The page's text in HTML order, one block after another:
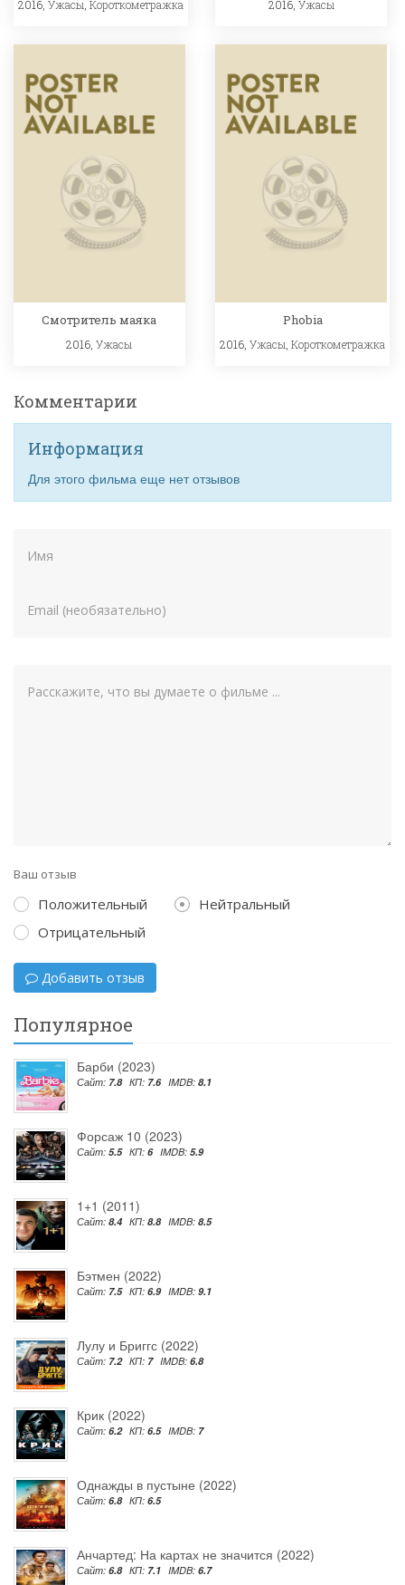
2016, Ужасы Короткометражка 2016, Ужасы
Смотритель маяка
2016,Ужасы
Phobia
2016,Ужасы ,Короткометражка
Комментарии
Информация
Для этого фильма еще нет отзывов
Ваш отзыв
Положительный
Нейтральный
Отрицательный
Добавить отзыв
Популярное
Барби (2023)
Сайт: 7.8 КП: 7.6 IMDB: 8.1
Форсаж 10 (2023)
Сайт: 5.5 КП: 6 IMDB: 5.9
1+1 (2011)
Сайт: 8.4 КП: 8.8 IMDB: 8.5
Бэтмен (2022)
Сайт: 7.5 КП: 6.9 IMDB: 9.1
Лулу и Бриггс (2022)
Сайт: 7.2 КП: 7 IMDB: 6.8
Крик (2022)
Сайт: 6.2 КП: 6.5 IMDB: 7
Однажды в пустыне (2022)
Сайт: 6.8 КП: 6.5
Анчартед: На картах не значится (2022)
Сайт: 6.8 КП: 7.1 IMDB: 6.7